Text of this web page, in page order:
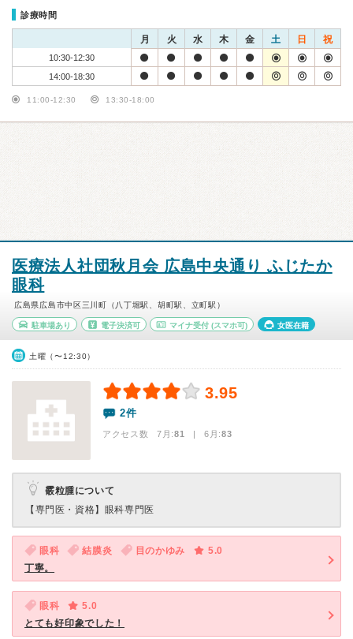
診療時間
月 火 水 木 金 土 日 祝
10:30-12:30
14:00-18:30
11:00-12:30 13:30-18:00
医療法人社団秋月会 広島中央通り ふじたか
眼科
広島県広島市中区三川町（八丁堀駅、胡町駅、立町駅）
駐車場あり 電子決済可 マイナ受付 (スマホ可) 女医在籍
土曜（〜12:30）
3.95
2件
アクセス数 7月:81 | 6月:83
霰粒腫について
【専門医・資格】 眼科専門医
眼科 結膜炎 目のかゆみ
5.0
丁寧。
眼科
5.0
とても好印象でした！